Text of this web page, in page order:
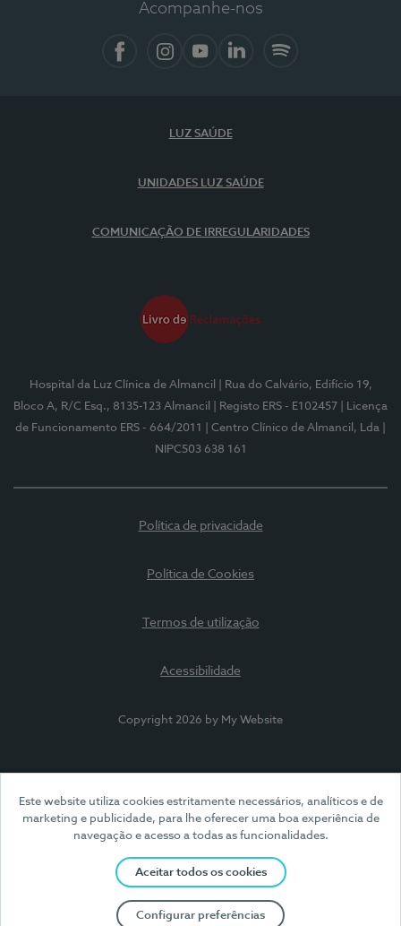
Este website utiliza cookies estritamente necessários, analíticos e de
marketing e publicidade, para lhe oferecer uma boa experiência de
navegação e acesso a todas as funcionalidades.
Aceitar todos os cookies
Configurar preferências
Acompanhe-nos
LUZ SAÚDE
UNIDADES LUZ SAÚDE
COMUNICAÇÃO DE IRREGULARIDADES
Hospital da Luz Clínica de Almancil
| Rua do Calvário, Edifício 19,
Bloco A, R/C Esq., 8135-123 Almancil
| Registo ERS - E102457
| Licença
de Funcionamento ERS - 664/2011
| Centro Clínico de Almancil, Lda
NIPC503 638 161
Política de privacidade
Política de Cookies
Termos de utilização
Acessibilidade
Copyright 2026 by My Website